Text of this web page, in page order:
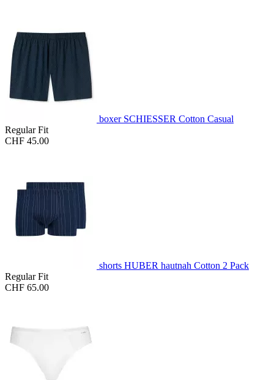
boxer SCHIESSER Cotton Casual
Regular Fit
CHF 45.00
shorts HUBER hautnah Cotton 2 Pack
Regular Fit
CHF 65.00